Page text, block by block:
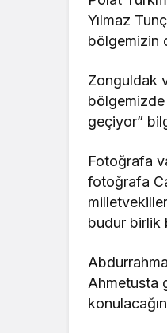
Yılmaz
bölgemizin
Zonguldak
geçiyor”
Fotoğrafa
fotoğrafa
budur birlik
Ahmetusta